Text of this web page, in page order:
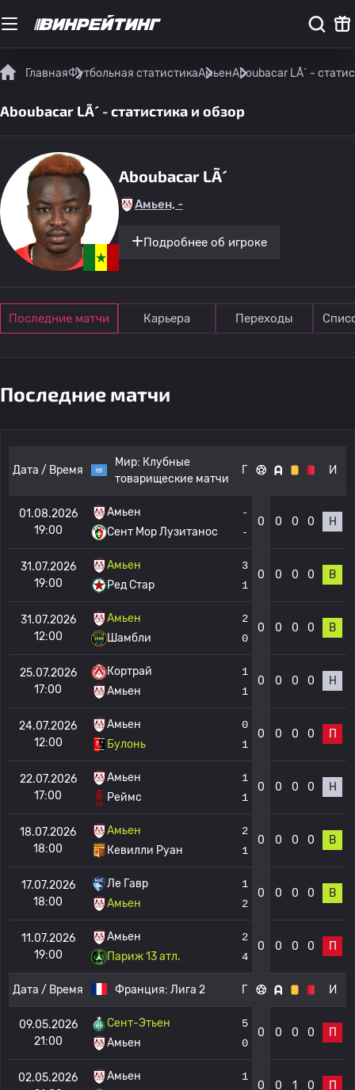
ГлавнаяФутбольная статистикаАмьенAboubacar LÃ´ -
Aboubacar LÃ´ - статистика и обзор
Aboubacar LÃ´
Амьен, -
Подробнее об игроке
Последние матчи Карьера Переходы
Последние матчи
Дата / Время
Мир: Клубные
товарищеские матчи
Г И
01.08.2026
19:00
Амьен
Сент Мор Лузитанос
-
-
0 0 0 0 Н
31.07.2026
19:00
Амьен
Ред Стар
3
1
0 0 0 0 В
31.07.2026
12:00
Амьен
Шамбли
2
0
0 0 0 0 В
25.07.2026
17:00
Кортрай
Амьен
1
1
0 0 0 0 Н
24.07.2026
12:00
Амьен
Булонь
0
1
0 0 0 0 П
22.07.2026
17:00
Амьен
Реймс
1
1
0 0 0 0 Н
18.07.2026
18:00
Амьен
Кевилли Руан
2
1
0 0 0 0 В
17.07.2026
18:00
Ле Гавр
Амьен
1
2
0 0 0 0 В
11.07.2026
19:00
Амьен
Париж 13 атл.
2
4
0 0 0 0 П
Дата / Время Франция: Лига 2 Г И
09.05.2026
21:00
Сент-Этьен
Амьен
5
0
0 0 0 0 П
02.05.2026
Амьен
1
0 0 1 0 П